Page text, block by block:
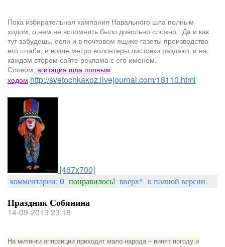
Пока избирательная кампания Навального шла полным
ходом, о нем не вспомнить было довольно сложно. Да и как
тут забудешь, если и в почтовом ящике газеты производства
его штаба, и возле метро волонтеры листовки раздают, и на
каждом втором сайте реклама с его именем.
Словом, агитация шла полным
ходом.http://svetochkakoz.livejournal.com/18110.html
[467x700]
комментарии: 0 понравилось! вверх^ к полной версии
Праздник Собянина
14-09-2013 23:18
На митинги оппозиции приходит мало народа – винят погоду и